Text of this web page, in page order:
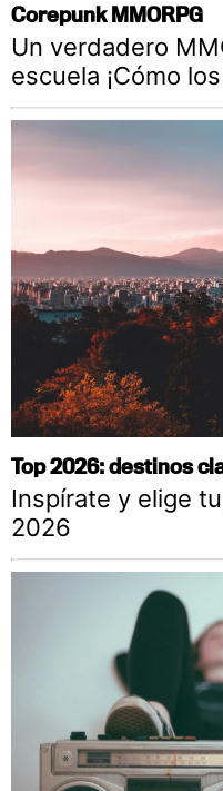
Corepunk MMORPG
Un verdadero
escuela ¡Cómo
Top 2026: destinos
Inspírate y elige
2026